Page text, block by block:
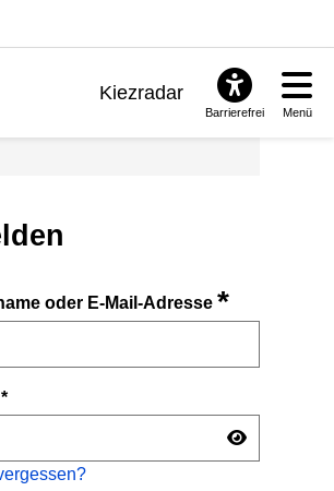
Kiezradar
Barrierefrei Menü
oder E-Mail-Adresse*
*